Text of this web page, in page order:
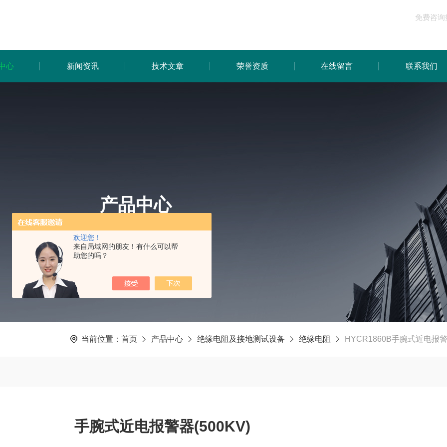
欢迎您！
来自局域网的朋友！有什么可以帮
助您的吗？
免费咨询
心 新闻资讯 技术文章 荣誉资质 在线留言 联系我们
产品中心
PRODUCTS CNTER
当前位置： 首页 产品中心 绝缘电阻及接地测试设备 绝缘电阻 HYCR1860B手腕式近电报
手腕式近电报警器(500KV)